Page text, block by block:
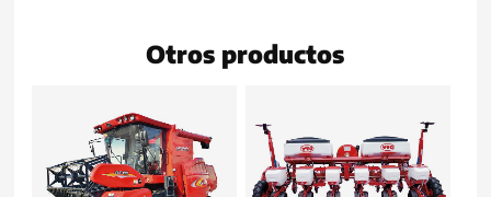
Otros productos